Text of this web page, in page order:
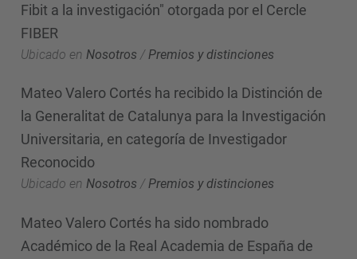
Fibit a la investigación" otorgada por el Cercle
FIBER
Ubicado en Nosotros / Premios y distinciones
Mateo Valero Cortés ha recibido la Distinción de
la Generalitat de Catalunya para la Investigación
Universitaria, en categoría de Investigador
Reconocido
Ubicado en Nosotros /Premios y distinciones
Mateo Valero Cortés ha sido nombrado
Académico de la Real Academia de España de